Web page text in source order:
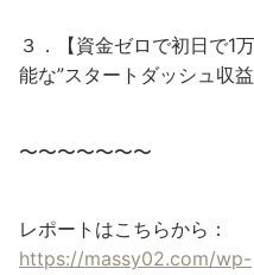
３．【資金ゼロで初日で1
能な”スタートダッシュ収益
〜〜〜〜〜〜〜
レポートはこちらから：
https://massy02.com/wp-